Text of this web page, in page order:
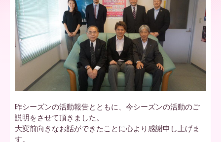
ー
ア
北
海
昨シーズンの活動報告とともに、今シーズンの活動のご
説明をさせて頂きました。
大変前向きなお話ができたことに心より感謝申し上げま
す。